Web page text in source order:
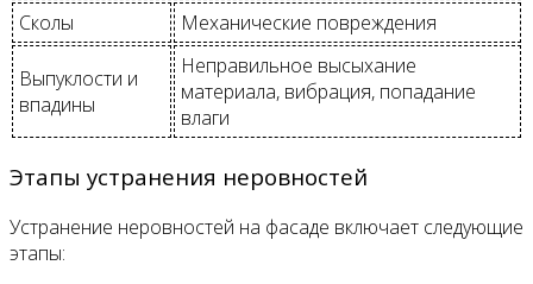
Сколы
Механические повреждения
Выпуклости и
впадины
Неправильное высыхание
материала, вибрация, попадание
влаги
Этапы устранения неровностей
Устранение неровностей на фасаде включает следующие
этапы: